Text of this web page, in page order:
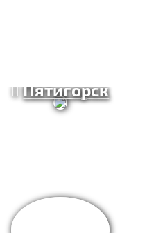
Пятигорск